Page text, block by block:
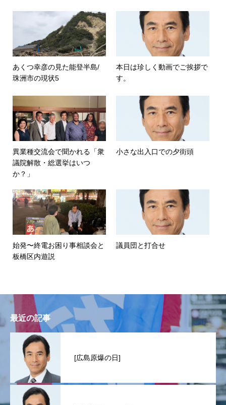
あくつ幸彦の見た能登半島/
珠洲市の現状5
本日は珍しく動画でご挨拶で
す。
異業種交流会で聞かれる「衆
議院解散・総選挙はいつ
か？」
小さな出入口での夕街頭
始発〜終電お困り事相談会と
板橋区内遊説
議員団と打合せ
最近の記事
[広島原爆の日]